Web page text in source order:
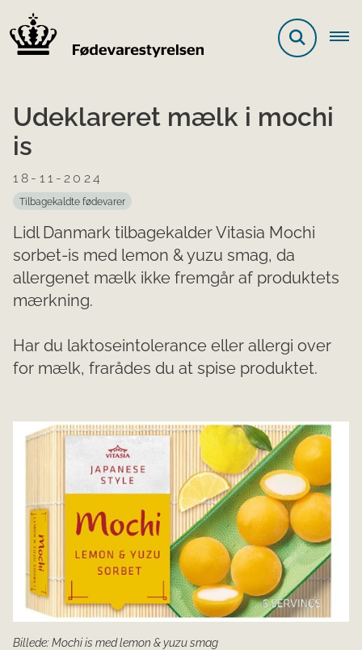
Udeklareret mælk i mochi
is
18-11-2024
Tilbagekaldte fødevarer
Lidl Danmark tilbagekalder Vitasia Mochi
sorbet-is med lemon & yuzu smag, da
allergenet mælk ikke fremgår af produktets
mærkning.
Har du laktoseintolerance eller allergi over
for mælk, frarådes du at spise produktet.
Billede: Mochi is med lemon & yuzu smag